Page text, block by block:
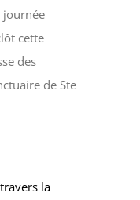
journée
cette
des
de Ste
la